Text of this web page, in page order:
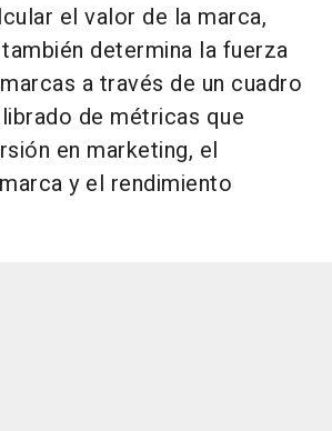
el valor de la marca,
determina la fuerza
a través de un cuadro
de métricas que
en marketing, el
y el rendimiento